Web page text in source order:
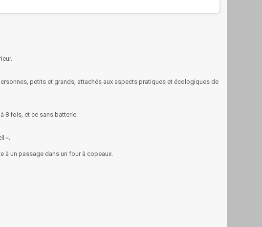
petits et grands, attachés aux aspects pratiques et écologiques de
8 fois, et ce sans batterie.
».
à un passage dans un four à copeaux.